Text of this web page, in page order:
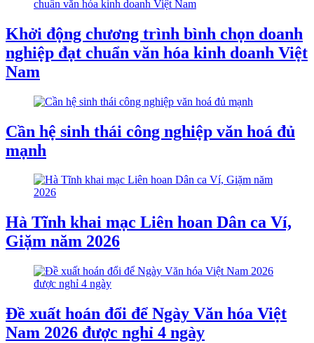
Khởi động chương trình bình chọn doanh
nghiệp đạt chuẩn văn hóa kinh doanh Việt
Nam
Cần hệ sinh thái công nghiệp văn hoá đủ
mạnh
Hà Tĩnh khai mạc Liên hoan Dân ca Ví,
Giặm năm 2026
Đề xuất hoán đổi để Ngày Văn hóa Việt
Nam 2026 được nghỉ 4 ngày